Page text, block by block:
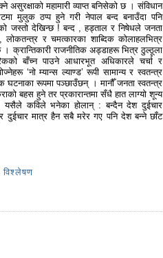
महामारी व्याप्त बनिसेको छ । संविधान
मुलुक ठप्प हुने गरी नेपाल बन्द बनाउँदा पनि
जस्तो देखिन्छ ! बन्द , हड्ताल र निषेधले जनता
र चमत्कारका शाब्दिक कोलाहलभित्र
क्रान्तिकारी राजनीतिक अड्डाहरू भित्र ठुल्ठूला
बाँच्न पाउने आधारभूत अधिकारले चर्चा र
‘नो म्यान्स ल्याण्ड’ रूपी सामान्य र स्वतन्त्र
रूपमा पञ्छाउँछन् । मानौँ जनता स्वतन्त्र
बहस हुने तर प्रकारान्तमा सँधै हात लाग्यो शून्य
यसैले कविले भनेका होलान् : बन्दैन देश दुईचार
मात्र हैन सबै मरेर गए पनि देश बन्ने छाँट